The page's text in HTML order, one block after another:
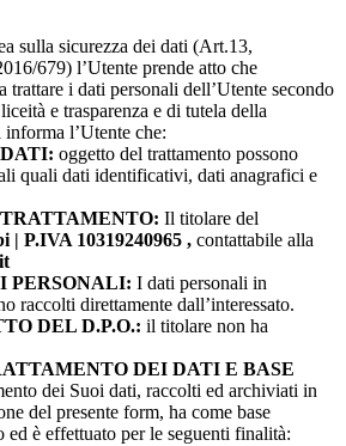
sulla sicurezza dei dati (Art.13,
679) l’Utente prende atto che
trattare i dati personali dell’Utente secondo
e trasparenza e di tutela della
informa l’Utente che:
oggetto del trattamento possono
quali dati identificativi, dati anagrafici e
Il titolare del
| P.IVA 10319240965 , contattabile alla
PERSONALI: I dati personali in
raccolti direttamente dall’interessato.
DEL D.P.O.: il titolare non ha
DEI DATI E BASE
dei Suoi dati, raccolti ed archiviati in
del presente form, ha come base
ed è effettuato per le seguenti finalità: